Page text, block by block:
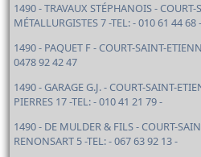
1490 - TRAVAUX STÉPHANOIS -
MÉTALLURGISTES 7 -TEL: - 010 61 44 68 -
1490 - PAQUET F - COURT-SAINT-
0478 92 42 47
1490 - GARAGE G.J. - COURT-SAINT-
PIERRES 17 -TEL: - 010 41 21 79 -
1490 - DE MULDER & FILS - COURT-
RENONSART 5 -TEL: - 067 63 92 13 -